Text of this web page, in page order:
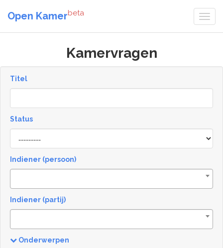
Open Kamerbeta
Kamervragen
Titel
Status
[invalid
name]
Indiener (persoon)
Indiener (partij)
Onderwerpen